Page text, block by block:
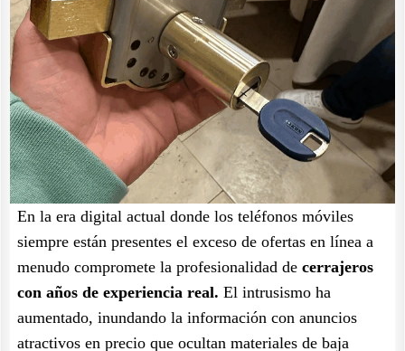
En la era digital actual donde los teléfonos móviles
siempre están presentes el exceso de ofertas en línea a
menudo compromete la profesionalidad de cerrajeros
con años de experiencia real. El intrusismo ha
aumentado, inundando la información con anuncios
atractivos en precio que ocultan materiales de baja